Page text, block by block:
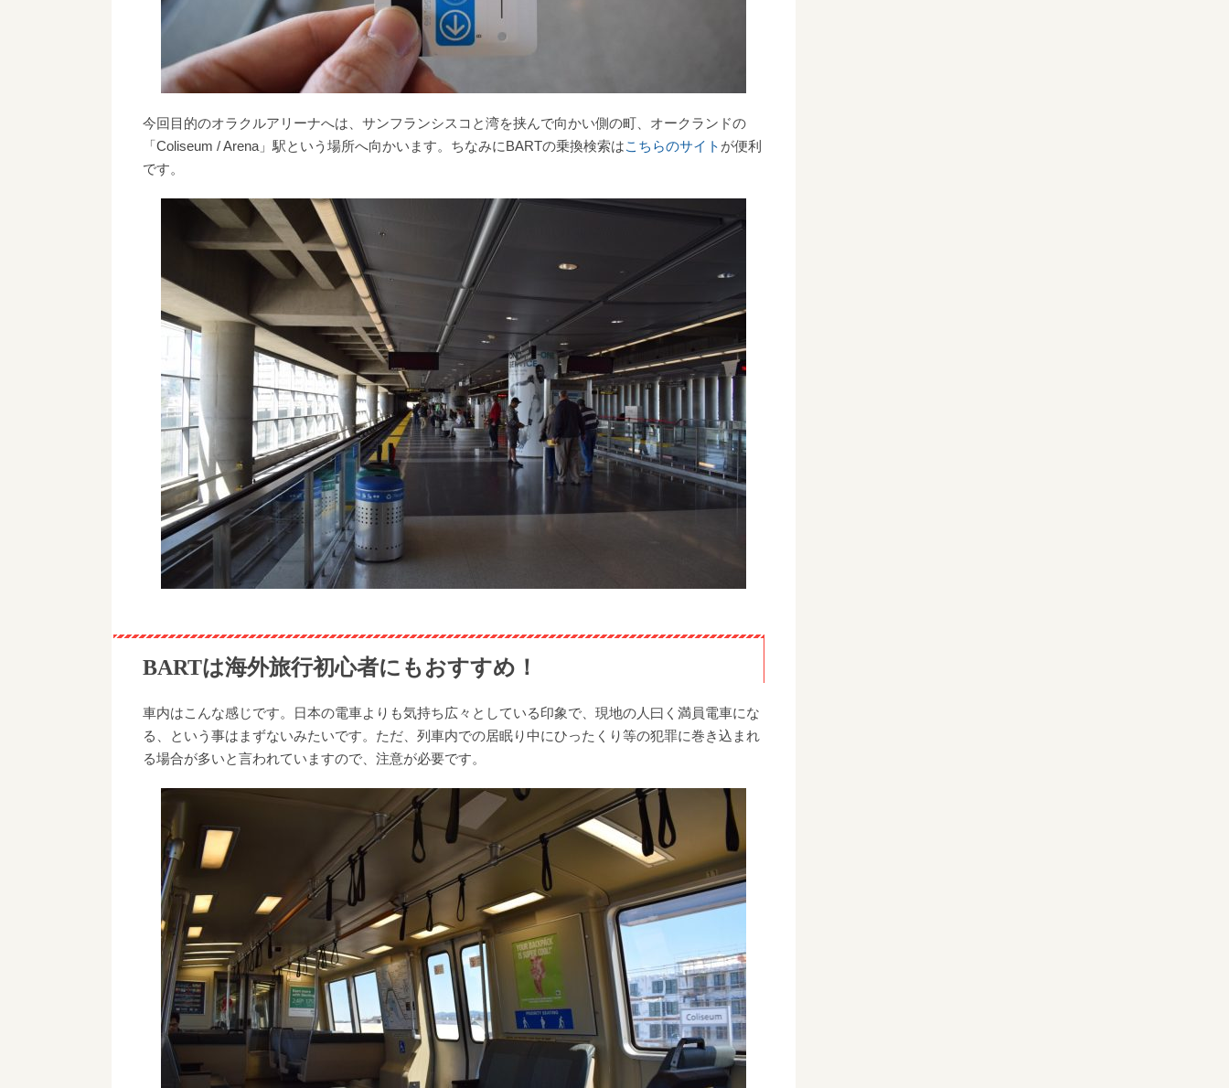
今回目的のオラクルアリーナへは、サンフランシスコと湾を挟んで向かい側の町、オークランドの
「Coliseum / Arena」駅という場所へ向かいます。ちなみにBARTの乗換検索はこちらのサイト が便利
です。
BARTは海外旅行初心者にもおすすめ！
車内はこんな感じです。日本の電車よりも気持ち広々としている印象で、現地の人曰く満員電車にな
る、という事はまずないみたいです。ただ、列車内での居眠り中にひったくり等の犯罪に巻き込まれ
る場合が多いと言われていますので、注意が必要です。